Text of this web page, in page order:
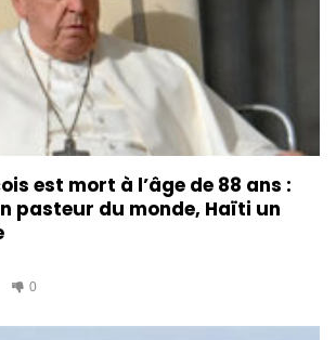
est mort à l’âge de 88 ans :
pasteur du monde, Haïti un
0